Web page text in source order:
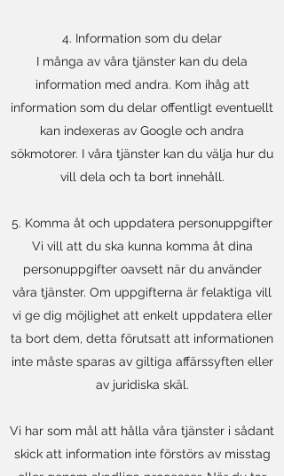
4. Information som du delar
I många av våra tjänster kan du dela
information med andra. Kom ihåg att
information som du delar offentligt eventuellt
kan indexeras av Google och andra
sökmotorer. I våra tjänster kan du välja hur du
vill dela och ta bort innehåll.
5. Komma åt och uppdatera personuppgifter
Vi vill att du ska kunna komma åt dina
personuppgifter oavsett när du använder
våra tjänster. Om uppgifterna är felaktiga vill
vi ge dig möjlighet att enkelt uppdatera eller
ta bort dem, detta förutsatt att informationen
inte måste sparas av giltiga affärssyften eller
av juridiska skäl.
Vi har som mål att hålla våra tjänster i sådant
skick att information inte förstörs av misstag